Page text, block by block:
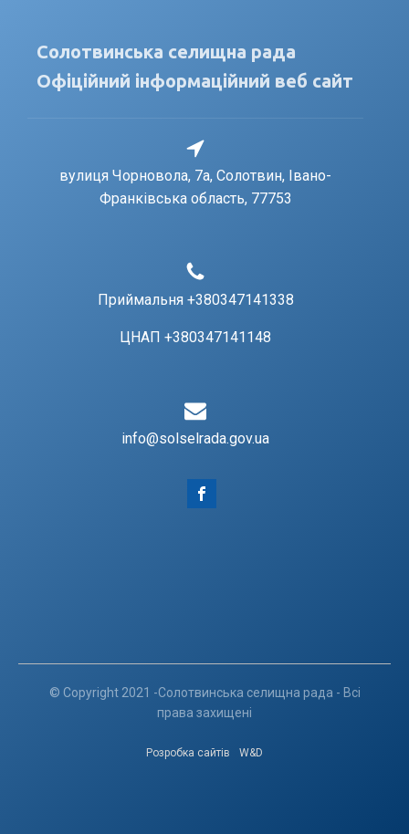
Солотвинська селищна рада
Офіційний інформаційний веб сайт
вулиця Чорновола, 7a, Солотвин, Івано-
Франківська область, 77753
Приймальня +380347141338
ЦНАП +380347141148
info@solselrada.gov.ua
© Copyright 2021 -Солотвинська селищна рада - Всі
права захищені
Розробка сайтів W&D